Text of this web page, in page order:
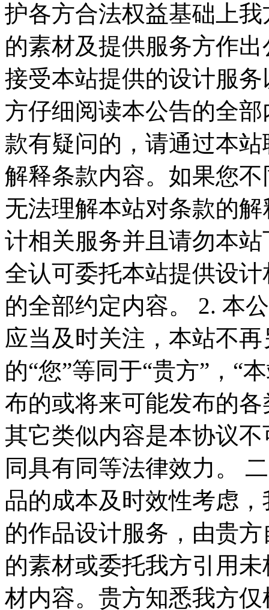
护各方合法权益基础上
的素材及提供服务方作
接受本站提供的设计服
方仔细阅读本公告的全
款有疑问的，请通过本
解释条款内容。如果您
无法理解本站对条款的
计相关服务并且请勿本
全认可委托本站提供设
的全部约定内容。 2. 本
应当及时关注，本站不
的“您”等同于“贵方”，“
布的或将来可能发布的
其它类似内容是本协议
同具有同等法律效力。
品的成本及时效性考虑
的作品设计服务，由贵
的素材或委托我方引用
材内容。贵方知悉我方